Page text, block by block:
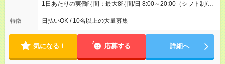
1日あたりの実働時間：最大8時間/日 8:00～20:00（シフト制/実
働8時間） ※週5日勤務（場所次第では週4も有り） ※配達状況に
よって時間外での勤務可能性有り ※案件により多少の前後あり
特徴 日払いOK / 10名以上の大量募集
気になる！ 応募する 詳細へ